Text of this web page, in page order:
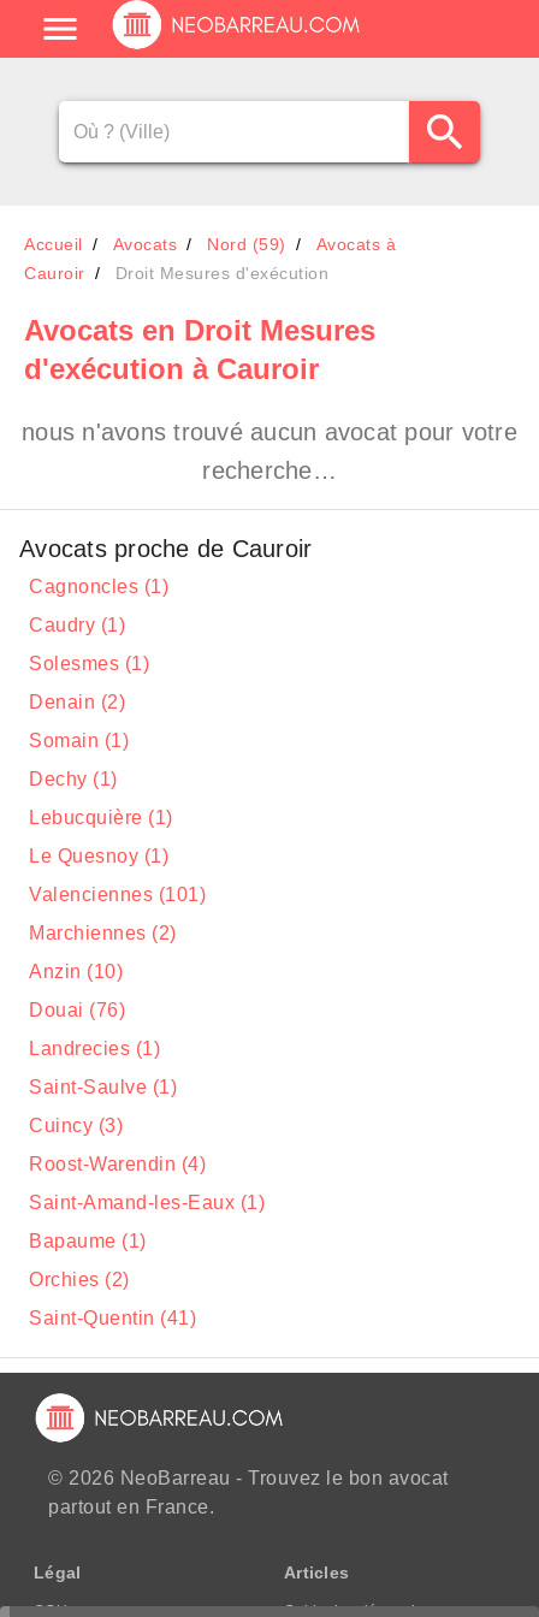
Accueil Avocats Nord (59)
Avocats à
Cauroir
Droit Mesures d'exécution
Avocats en Droit Mesures
d'exécution à Cauroir
nous n'avons trouvé aucun avocat pour votre
recherche…
Avocats proche de Cauroir
Cagnoncles (1)
Caudry (1)
Solesmes (1)
Denain (2)
Somain (1)
Dechy (1)
Lebucquière (1)
Le Quesnoy (1)
Valenciennes (101)
Marchiennes (2)
Anzin (10)
Douai (76)
Landrecies (1)
Saint-Saulve (1)
Cuincy (3)
Roost-Warendin (4)
Saint-Amand-les-Eaux (1)
Bapaume (1)
Orchies (2)
Saint-Quentin (41)
© 2026 NeoBarreau - Trouvez le bon avocat
partout en France.
Légal
CGU
Articles
Guide des démarches